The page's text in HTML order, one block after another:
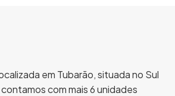
em Tubarão, situada no Sul
com mais 6 unidades